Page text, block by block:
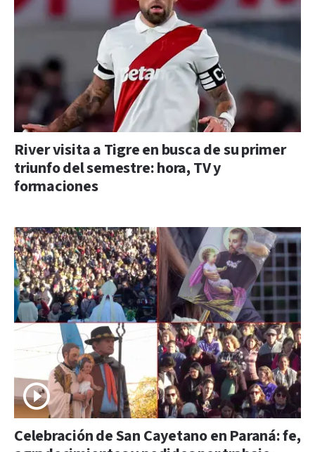
River visita a Tigre en busca de su primer
triunfo del semestre: hora, TV y
formaciones
Celebración de San Cayetano en Paraná: fe,